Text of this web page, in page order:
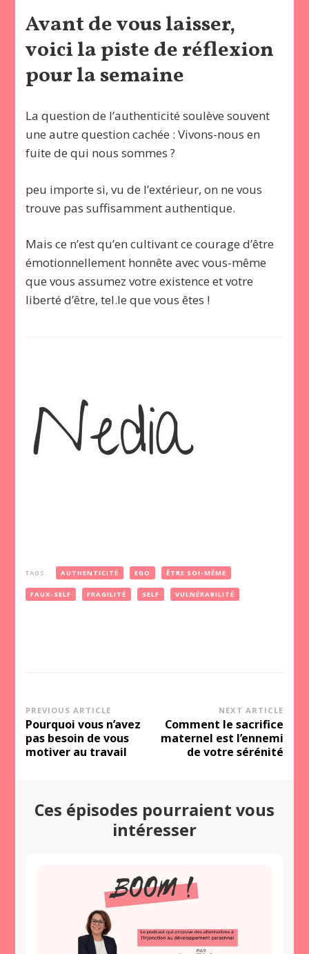
Avant de vous laisser,
voici la piste de réflexion
pour la semaine
La question de l’authenticité soulève souvent
une autre question cachée : Vivons-nous en
fuite de qui nous sommes ?
peu importe si, vu de l’extérieur, on ne vous
trouve pas suffisamment authentique.
Mais ce n’est qu’en cultivant ce courage d’être
émotionnellement honnête avec vous-même
que vous assumez votre existence et votre
liberté d’être, tel.le que vous êtes !
TAGS: AUTHENTICITÉ EGO ÊTRE SOI-MÊME
FAUX-SELF FRAGILITÉ SELF VULNÉRABILITÉ
Post
Navigation
PREVIOUS ARTICLE
Pourquoi vous n’avez
pas besoin de vous
motiver au travail
NEXT ARTICLE
Comment le sacrifice
maternel est l’ennemi
de votre sérénité
Ces épisodes pourraient vous
intéresser